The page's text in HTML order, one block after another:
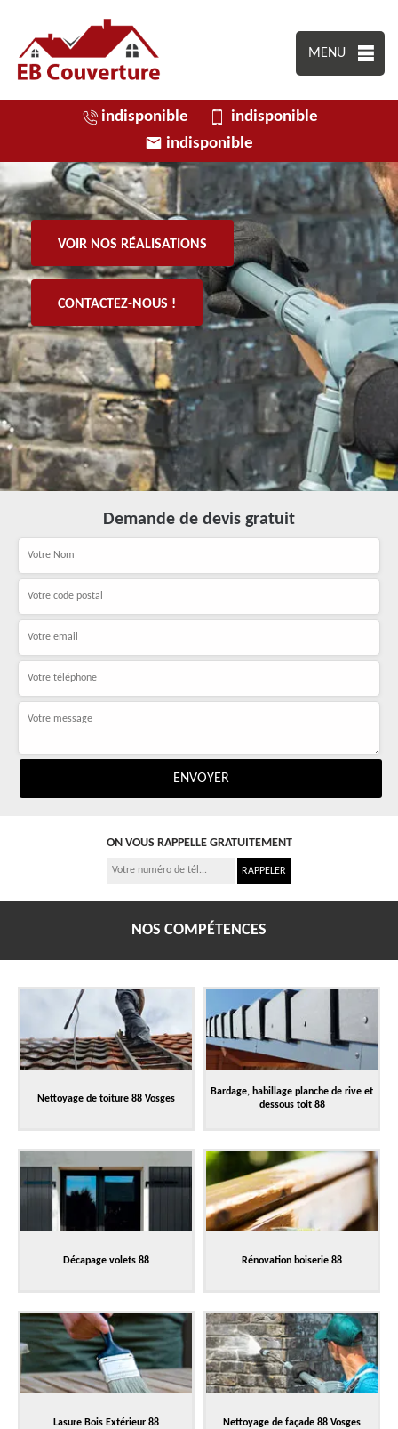
MENU
indisponible
indisponible
indisponible
VOIR NOS RÉALISATIONS
CONTACTEZ-NOUS !
Demande de devis gratuit
ON VOUS RAPPELLE GRATUITEMENT
NOS COMPÉTENCES
Nettoyage de toiture 88 Vosges
Bardage, habillage planche de rive et
dessous toit 88
Décapage volets 88 Rénovation boiserie 88
Lasure Bois Extérieur 88 Nettoyage de façade 88 Vosges